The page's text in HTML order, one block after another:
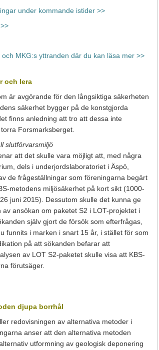
under kommande istider >>
MKG:s yttranden där du kan läsa mer >>
och lera
är avgörande för den långsiktiga säkerheten
säkerhet bygger på de konstgjorda
finns anledning att tro att dessa inte
Forsmarksberget.
slutförvarsmiljö
att det skulle vara möjligt att, med några
dels i underjordslaboratoriet i Äspö,
de frågeställningar som föreningarna begärt
metodens miljösäkerhet på kort sikt (1000-
juni 2015). Dessutom skulle det kunna ge
ansökan om paketet S2 i LOT-projektet i
själv gjort de försök som efterfrågas,
funnits i marken i snart 15 år, i stället för som
på att sökanden befarar att
av LOT S2-paketet skulle visa att KBS-
förutsäger.
djupa borrhål
redovisningen av alternativa metoder i
anser att den alternativa metoden
utformning av geologisk deponering